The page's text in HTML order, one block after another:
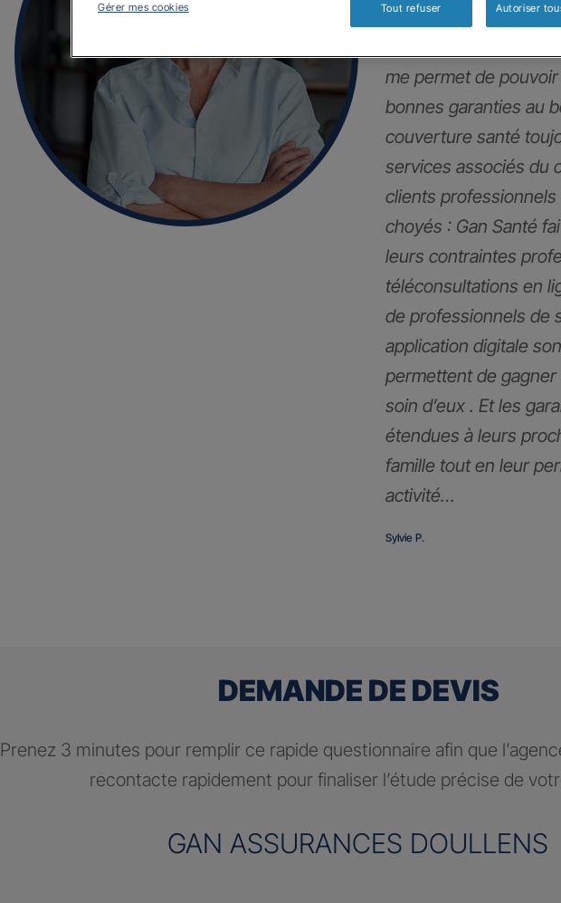
Mes clients et moi
me permet de
bonnes garanties au
couverture santé
services associés du
clients
choyés : Gan Santé
leurs contraintes
téléconsultations en
de professionnels de
application digitale
permettent de
soin d’eux . Et les
étendues à leurs
famille tout en leur
activité…
Sylvie P.
DEMANDE DE DEVIS
Prenez 3 minutes pour remplir ce rapide questionnaire afin que
recontacte rapidement pour finaliser l’étude précise de
GAN ASSURANCES DOULLENS
Gérer mes cookies Tout refuser Autoriser